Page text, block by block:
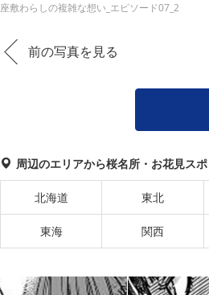
座敷わらしの複雑な想い_エピソード07_2
前の写真を見る
周辺のエリアから桜名所・お花見ス
北海道 東北
東海 関西